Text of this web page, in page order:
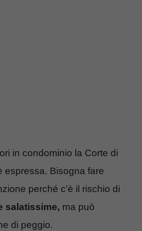
in condominio la Corte di
espressa. Bisogna fare
perché c’è il rischio di
salatissime, ma può
di peggio.